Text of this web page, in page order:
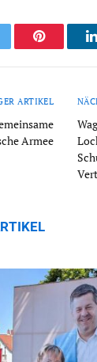
Pinterest
ARTIKEL
Armee